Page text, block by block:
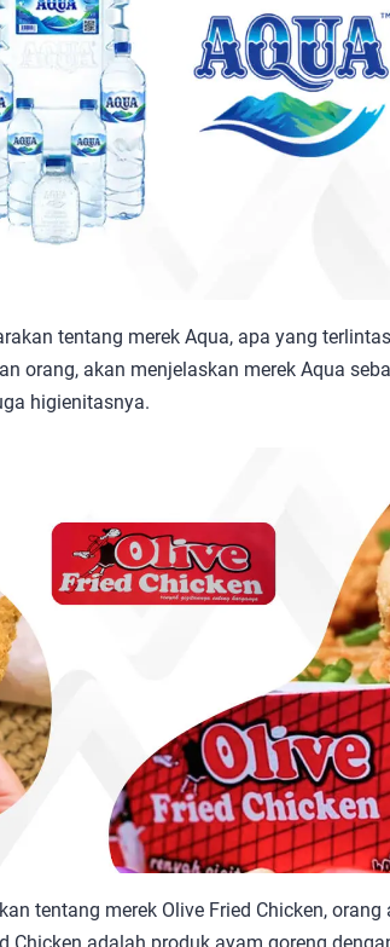
tentang merek Aqua, apa yang
orang, akan menjelaskan merek Aqua
higienitasnya.
tentang merek Olive Fried Chicken,
Chicken adalah produk ayam goreng